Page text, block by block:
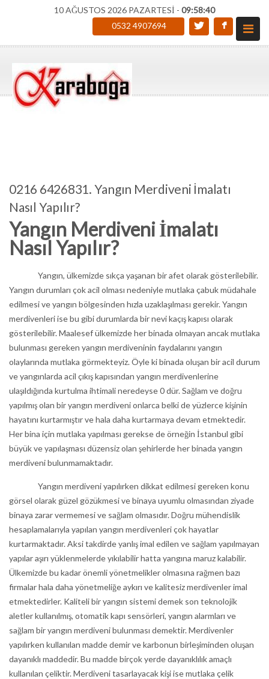
10 AĞUSTOS 2026 PAZARTESİ - 09:58:41
0532 4907694
0216 6426831. Yangın Merdiveni İmalatı
Nasıl Yapılır?
Yangın Merdiveni İmalatı
Nasıl Yapılır?
Yangın, ülkemizde sıkça yaşanan bir afet olarak gösterilebilir.
Yangın durumları çok acil olması nedeniyle mutlaka çabuk müdahale
edilmesi ve yangın bölgesinden hızla uzaklaşılması gerekir. Yangın
merdivenleri ise bu gibi durumlarda bir nevi kaçış kapısı olarak
gösterilebilir. Maalesef ülkemizde her binada olmayan ancak mutlaka
bulunması gereken yangın merdiveninin faydalarını yangın
olaylarında mutlaka görmekteyiz. Öyle ki binada oluşan bir acil durum
ve yangınlarda acil çıkış kapısından yangın merdivenlerine
ulaşıldığında kurtulma ihtimali neredeyse 0 dür. Sağlam ve doğru
yapılmış olan bir yangın merdiveni onlarca belki de yüzlerce kişinin
hayatını kurtarmıştır ve hala daha kurtarmaya devam etmektedir.
Her bina için mutlaka yapılması gerekse de örneğin İstanbul gibi
büyük ve yapılaşması düzensiz olan şehirlerde her binada yangın
merdiveni bulunmamaktadır.
Yangın merdiveni yapılırken dikkat edilmesi gereken konu
görsel olarak güzel gözükmesi ve binaya uyumlu olmasından ziyade
binaya zarar vermemesi ve sağlam olmasıdır. Doğru mühendislik
hesaplamalarıyla yapılan yangın merdivenleri çok hayatlar
kurtarmaktadır. Aksi takdirde yanlış imal edilen ve sağlam yapılmayan
yapılar aşırı yüklenmelerde yıkılabilir hatta yangına maruz kalabilir.
Ülkemizde bu kadar önemli yönetmelikler olmasına rağmen bazı
firmalar hala daha yönetmeliğe aykırı ve kalitesiz merdivenler imal
etmektedirler. Kaliteli bir yangın sistemi demek son teknolojik
aletler kullanılmış, otomatik kapı sensörleri, yangın alarmları ve
sağlam bir yangın merdiveni bulunması demektir. Merdivenler
yapılırken kullanılan madde demir ve karbonun birleşiminden oluşan
dayanıklı maddedir. Bu madde birçok yerde dayanıklılık amaçlı
kullanılan çeliktir. Merdiveni tasarlayacak kişi ise mutlaka çelik